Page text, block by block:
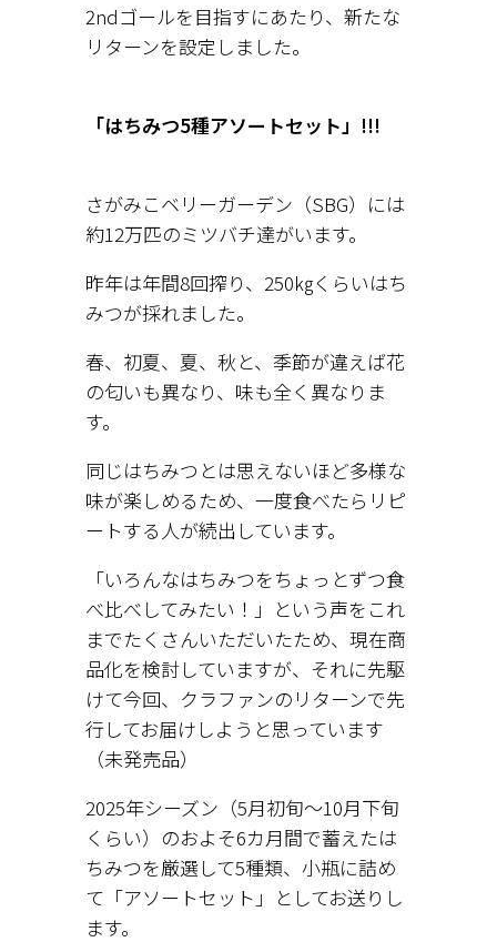
2ndゴールを目指すにあたり、新たな
リターンを設定しました。
「はちみつ5種アソートセット」!!!
さがみこベリーガーデン（SBG）には
約12万匹のミツバチ達がいます。
昨年は年間8回搾り、250㎏くらいはち
みつが採れました。
春、初夏、夏、秋と、季節が違えば花
の匂いも異なり、味も全く異なりま
す。
同じはちみつとは思えないほど多様な
味が楽しめるため、一度食べたらリピ
ートする人が続出しています。
「いろんなはちみつをちょっとずつ食
べ比べしてみたい！」という声をこれ
までたくさんいただいたため、現在商
品化を検討していますが、それに先駆
けて今回、クラファンのリターンで先
行してお届けしようと思っています
（未発売品）
2025年シーズン（5月初旬～10月下旬
くらい）のおよそ6カ月間で蓄えたは
ちみつを厳選して5種類、小瓶に詰め
て「アソートセット」としてお送りし
ます。